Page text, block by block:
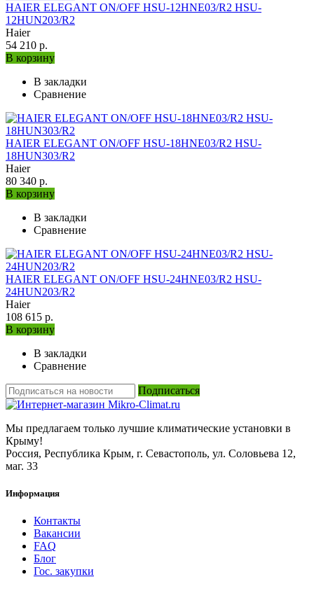
HAIER ELEGANT ON/OFF HSU-12HNE03/R2 HSU-
12HUN203/R2
Haier
54 210 р.
В корзину
В закладки
Сравнение
HAIER ELEGANT ON/OFF HSU-18HNE03/R2 HSU-
18HUN303/R2
Haier
80 340 р.
В корзину
В закладки
Сравнение
HAIER ELEGANT ON/OFF HSU-24HNE03/R2 HSU-
24HUN203/R2
Haier
108 615 р.
В корзину
В закладки
Сравнение
Подписаться
Мы предлагаем только лучшие климатические установки в
Крыму!
Россия, Республика Крым, г. Севастополь, ул. Соловьева 12,
маг. 33
Информация
Контакты
Вакансии
FAQ
Блог
Гос. закупки